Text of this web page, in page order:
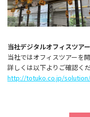
当社デジタルオフィスツア
当社ではオフィスツアーを
詳しくは以下よりご確認くだ
http://totuko.co.jp/